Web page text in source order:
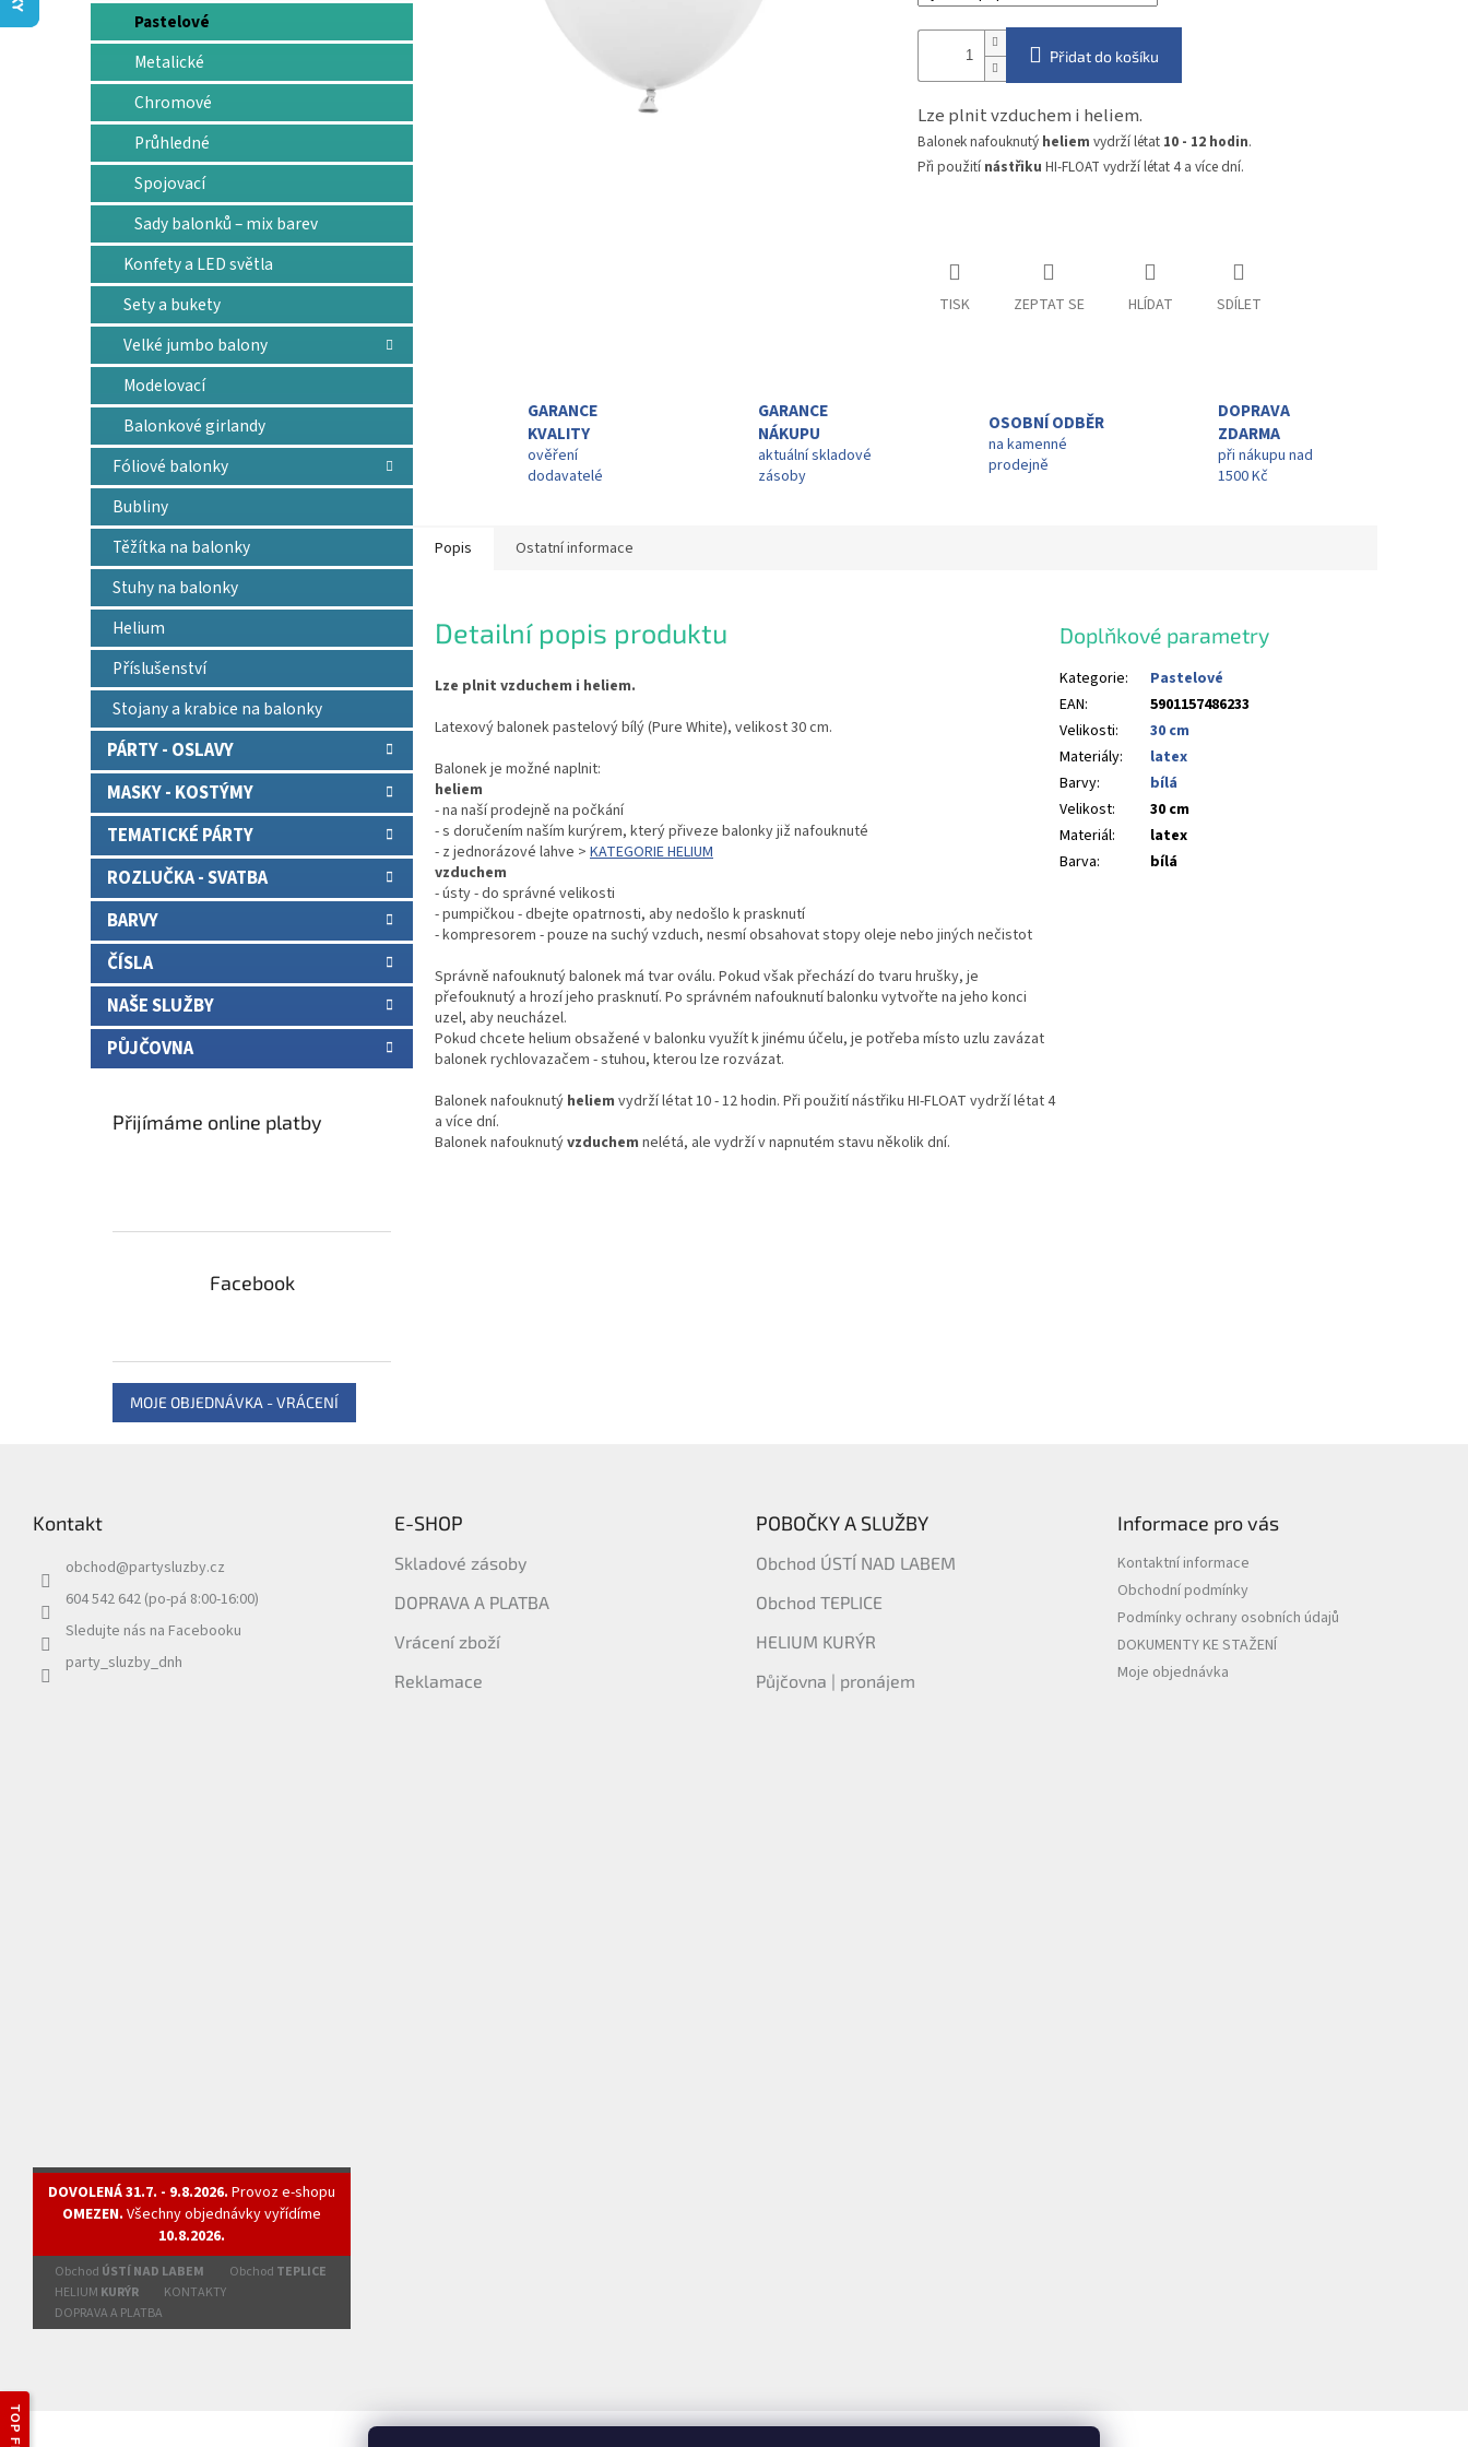
l
Pastelové
Metalické
Chromové
Průhledné
Spojovací
Sady balonků – mix barev
Konfety a LED světla
Sety a bukety
Velké jumbo balony
Modelovací
Balonkové girlandy
Fóliové balonky
Bubliny
Těžítka na balonky
Stuhy na balonky
Helium
Příslušenství
Stojany a krabice na balonky
PÁRTY - OSLAVY
MASKY - KOSTÝMY
TEMATICKÉ PÁRTY
ROZLUČKA - SVATBA
BARVY
ČÍSLA
NAŠE SLUŽBY
PŮJČOVNA
Přijímáme online platby
Facebook
MOJE OBJEDNÁVKA - VRÁCENÍ
Přidat do košíku
Lze plnit vzduchem i heliem.
Balonek nafouknutý heliem vydrží létat 10 - 12 hodin.
Při použití nástřiku HI-FLOAT vydrží létat 4 a více dní.
TISK ZEPTAT SE HLÍDAT SDÍLET
GARANCE
KVALITY
ověření
dodavatelé
GARANCE
NÁKUPU
aktuální skladové
zásoby
OSOBNÍ ODBĚR
na kamenné
prodejně
DOPRAVA
ZDARMA
při nákupu nad
1500 Kč
Popis Ostatní informace
Detailní popis produktu
Lze plnit vzduchem i heliem.
Latexový balonek pastelový bílý (Pure White), velikost 30 cm.
Balonek je možné naplnit:
heliem
- na naší prodejně na počkání
- s doručením naším kurýrem, který přiveze balonky již nafouknuté
- z jednorázové lahve > KATEGORIE HELIUM
vzduchem
- ústy - do správné velikosti
- pumpičkou - dbejte opatrnosti, aby nedošlo k prasknutí
- kompresorem - pouze na suchý vzduch, nesmí obsahovat stopy oleje nebo jiných nečistot
Správně nafouknutý balonek má tvar oválu. Pokud však přechází do tvaru hrušky, je
přefouknutý a hrozí jeho prasknutí. Po správném nafouknutí balonku vytvořte na jeho konci
uzel, aby neucházel.
Pokud chcete helium obsažené v balonku využít k jinému účelu, je potřeba místo uzlu zavázat
balonek rychlovazačem - stuhou, kterou lze rozvázat.
Balonek nafouknutý heliem vydrží létat 10 - 12 hodin. Při použití nástřiku HI-FLOAT vydrží létat 4
a více dní.
Balonek nafouknutývzduchem nelétá, ale vydrží v napnutém stavu několik dní.
Doplňkové parametry
Kategorie:
Pastelové
EAN:
5901157486233
Velikosti:
30 cm
Materiály:
latex
Barvy:
bílá
Velikost:
30 cm
Materiál:
latex
Barva: bílá
Kontakt
obchod@partysluzby.cz
604 542 642 (po-pá 8:00-16:00)
Sledujte nás na Facebooku
party_sluzby_dnh
E-SHOP
Skladové zásoby
DOPRAVA A PLATBA
Vrácení zboží
Reklamace
POBOČKY A SLUŽBY
Obchod ÚSTÍ NAD LABEM
Obchod TEPLICE
HELIUM KURÝR
Půjčovna | pronájem
Informace pro vás
Kontaktní informace
Obchodní podmínky
Podmínky ochrany osobních údajů
DOKUMENTY KE STAŽENÍ
Moje objednávka
DOVOLENÁ 31.7. - 9.8.2026. Provoz e-shopu
OMEZEN. Všechny objednávky vyřídíme
10.8.2026.
Obchod ÚSTÍ NAD LABEM Obchod TEPLICE
HELIUM KURÝR
KONTAKTY
DOPRAVA A PLATBA